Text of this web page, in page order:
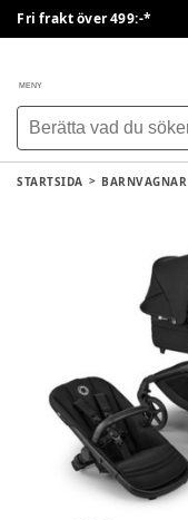
Fri frakt över 499:-*
MENY
STARTSIDA BARNVAGNAR